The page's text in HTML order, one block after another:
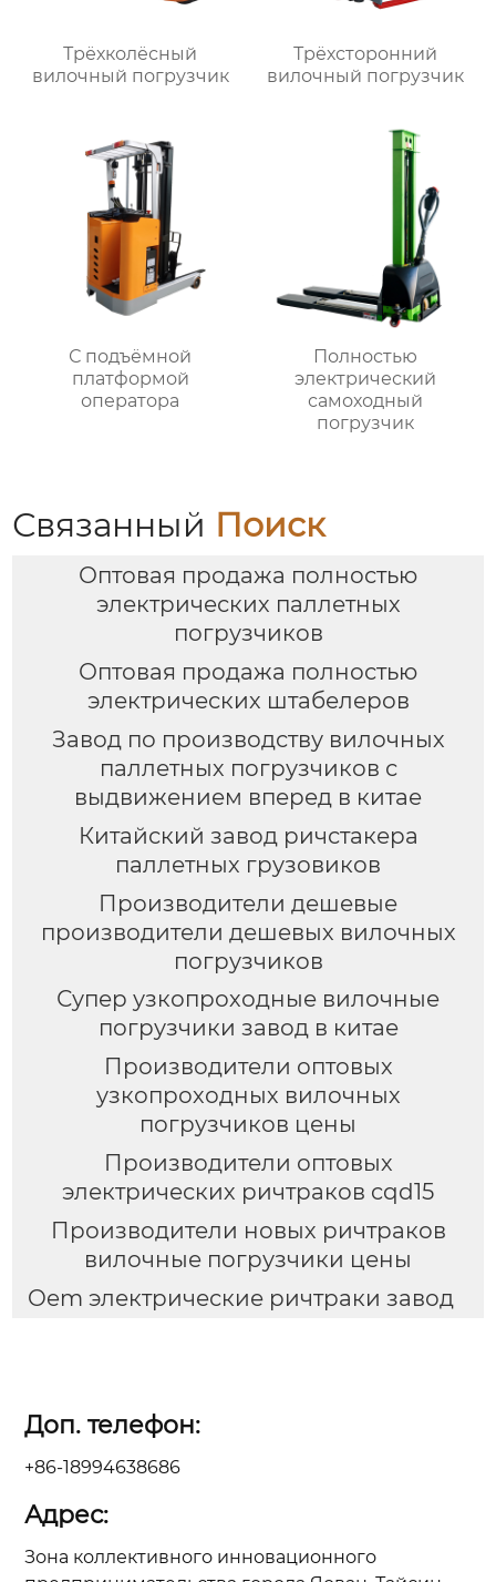
Трёхколёсный
вилочный погрузчик
Трёхсторонний
вилочный погрузчик
С подъёмной
платформой
оператора
Полностью
электрический
самоходный
погрузчик
Связанный Поиск
Оптовая продажа полностью
электрических паллетных
погрузчиков
Оптовая продажа полностью
электрических штабелеров
Завод по производству вилочных
паллетных погрузчиков с
выдвижением вперед в китае
Китайский завод ричстакера
паллетных грузовиков
Производители дешевые
производители дешевых вилочных
погрузчиков
Супер узкопроходные вилочные
погрузчики завод в китае
Производители оптовых
узкопроходных вилочных
погрузчиков цены
Производители оптовых
электрических ричтраков cqd15
Производители новых ричтраков
вилочные погрузчики цены
Oem электрические ричтраки завод
Доп. телефон:
+86-18994638686
Адрес:
Зона коллективного инновационного